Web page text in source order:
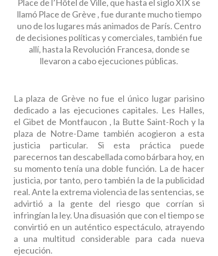
Place de l’Hôtel de Ville, que hasta el siglo XIX se
llamó Place de Grève , fue durante mucho tiempo
uno de los lugares más animados de París. Centro
de decisiones políticas y comerciales, también fue
allí, hasta la Revolución Francesa, donde se
llevaron a cabo ejecuciones públicas.
La plaza de Grève no fue el único lugar parisino
dedicado a las ejecuciones capitales. Les Halles,
el Gibet de Montfaucon , la Butte Saint-Roch y la
plaza de Notre-Dame también acogieron a esta
justicia particular. Si esta práctica puede
parecernos tan descabellada como bárbara hoy, en
su momento tenía una doble función. La de hacer
justicia, por tanto, pero también la de la publicidad
real. Ante la extrema violencia de las sentencias, se
advirtió a la gente del riesgo que corrían si
infringían la ley. Una disuasión que con el tiempo se
convirtió en un auténtico espectáculo, atrayendo
a una multitud considerable para cada nueva
ejecución.